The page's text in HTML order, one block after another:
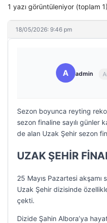
1 yazı görüntüleniyor (toplam 1)
18/05/2026: 9:46 pm
A admin
Sezon boyunca reyting
sezon finaline sayılı günler
de alan Uzak Şehir sezon
UZAK ŞEHİR
25 Mayıs Pazartesi
Uzak Şehir dizisinde
çekti.
Dizide Şahin Albora’ya